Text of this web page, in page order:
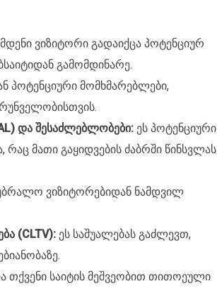
ვიზიტორი გადაიქცა პოტენციურ
გამომდინარე.
პოტენციური მომხმარებლები,
და შესაძლებლობები: ეს პოტენციური
რაც მათი გაყიდვების ძაბრში წინსვლას
ვიზიტორებიდან ნამდვილ
(CLTV): ეს საშუალებას გაძლევთ,
თქვენი საიტის მეშვეობით თითოეული